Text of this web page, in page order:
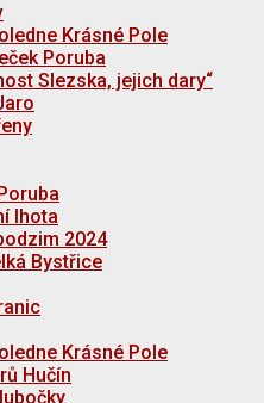
Krásné Pole
Poruba
Slezska, jejich dary“
lhota
2024
Bystřice
Krásné Pole
Hučín